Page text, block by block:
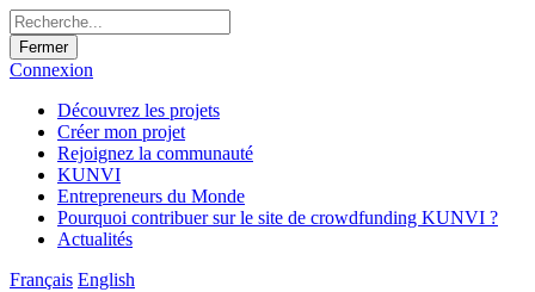
Fermer
Connexion
Découvrez les projets
Créer mon projet
Rejoignez la communauté
KUNVI
Entrepreneurs du Monde
Pourquoi contribuer sur le site de crowdfunding KUNVI ?
Actualités
Français English